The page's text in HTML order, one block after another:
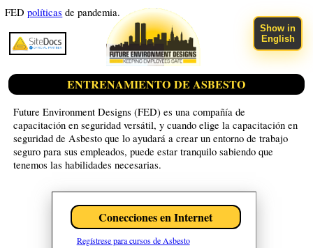
FEDpolíticas de pandemia.
Show in
English
ENTRENAMIENTO DE ASBESTO
Future Environment Designs (FED) es una compañía de
capacitación en seguridad versátil, y cuando elige la capacitación en
seguridad de Asbesto que lo ayudará a crear un entorno de trabajo
seguro para sus empleados, puede estar tranquilo sabiendo que
tenemos las habilidades necesarias.
Conecciones en Internet
Regístrese para cursos de Asbesto